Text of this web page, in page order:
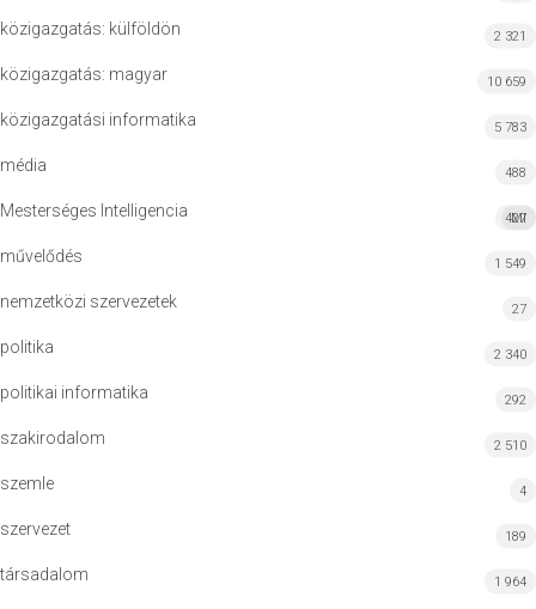
közigazgatás: külföldön 2 321
közigazgatás: magyar 10 659
közigazgatási informatika 5 783
média 488
Mesterséges Intelligencia MI
427
művelődés 1 549
nemzetközi szervezetek 27
politika 2 340
politikai informatika 292
szakirodalom 2 510
szemle 4
szervezet 189
társadalom 1 964